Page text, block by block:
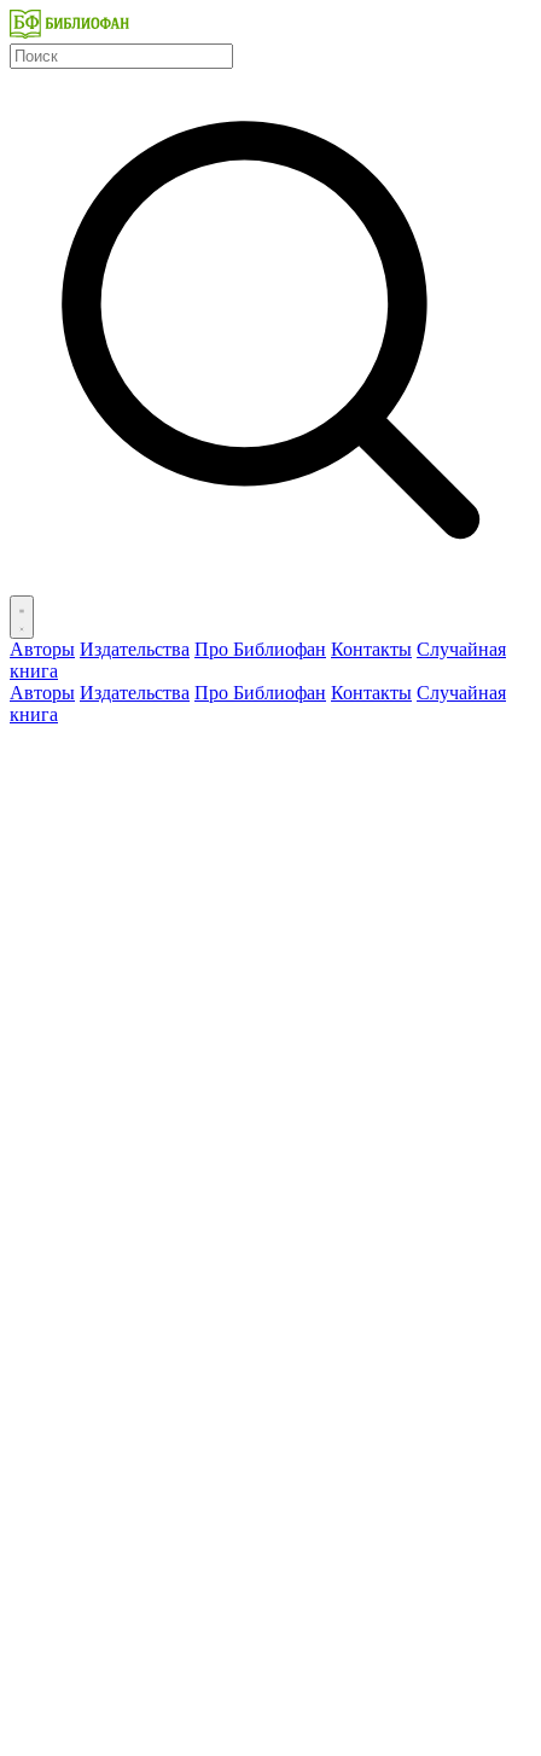
Авторы Издательства Про Библиофан Контакты Случайная
книга
Авторы Издательства Про Библиофан Контакты Случайная
книга